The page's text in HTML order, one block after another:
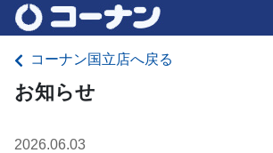
コーナン国立店へ戻る
お知らせ
2026.06.03